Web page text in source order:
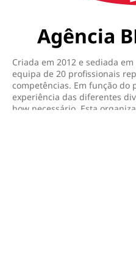
Agência
Criada em 2012 e sediada
equipa de 20 profissionais
competências. Em função do
experiência das diferentes
how necessário. Esta